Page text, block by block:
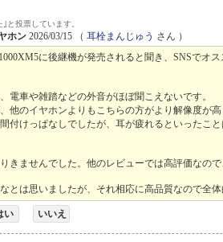
と投票しています。
ホン 2026/03/15 （耳栓まんじゅう さん ）
に後継機が発売されると聞き、SNSでオ
電車や雑踏などの外音がほぼ聞こえないです。
他のイヤホンよりもこちらの方がより解像度が高
付けっぱなしでしたが、耳が疲れるといったこと
きませんでした。他のレビューでは高評価なので
とは思いましたが、それ相応に高品質なので全体
い いいえ